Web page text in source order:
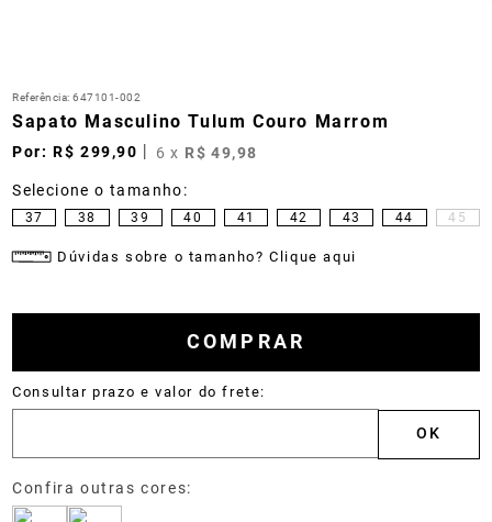
Referência:647101-002
Sapato Masculino Tulum Couro Marrom
R$ 299,90 6 x R$ 49,98
37 38 39 40 41 42 43 44 45
Dúvidas sobre o tamanho? Clique aqui
COMPRAR